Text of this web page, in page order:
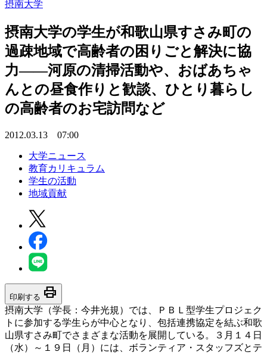
摂南大学
摂南大学の学生が和歌山県すさみ町の
過疎地域で高齢者の困りごと解決に協
力――河原の清掃活動や、おばあちゃ
んとの昼食作りと歓談、ひとり暮らし
の高齢者のお宅訪問など
2012.03.13 07:00
大学ニュース
教育カリキュラム
学生の活動
地域貢献
印刷する print
摂南大学（学長：今井光規）では、ＰＢＬ型学生プロジェク
トに参加する学生らが中心となり、包括連携協定を結ぶ和歌
山県すさみ町でさまざまな活動を展開している。３月１４日
（水）～１９日（月）には、ボランティア・スタッフズとテ